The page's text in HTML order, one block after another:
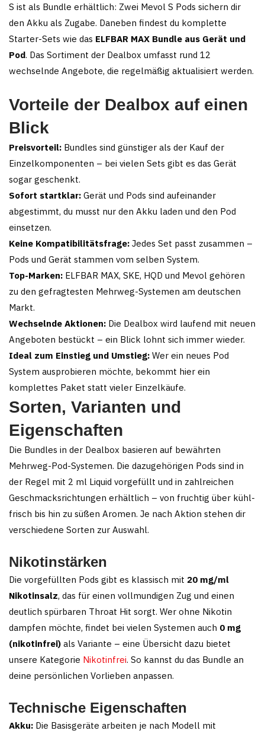
S ist als Bundle erhältlich: Zwei Mevol S Pods sichern dir
den Akku als Zugabe. Daneben findest du komplette
Starter-Sets wie das ELFBAR MAX Bundle aus Gerät und
Pod. Das Sortiment der Dealbox umfasst rund 12
wechselnde Angebote, die regelmäßig aktualisiert werden.
Vorteile der Dealbox auf einen
Blick
Preisvorteil: Bundles sind günstiger als der Kauf der
Einzelkomponenten – bei vielen Sets gibt es das Gerät
sogar geschenkt.
Sofort startklar: Gerät und Pods sind aufeinander
abgestimmt, du musst nur den Akku laden und den Pod
einsetzen.
Keine Kompatibilitätsfrage: Jedes Set passt zusammen –
Pods und Gerät stammen vom selben System.
Top-Marken: ELFBAR MAX, SKE, HQD und Mevol gehören
zu den gefragtesten Mehrweg-Systemen am deutschen
Markt.
Wechselnde Aktionen: Die Dealbox wird laufend mit neuen
Angeboten bestückt – ein Blick lohnt sich immer wieder.
Ideal zum Einstieg und Umstieg: Wer ein neues Pod
System ausprobieren möchte, bekommt hier ein
komplettes Paket statt vieler Einzelkäufe.
Sorten, Varianten und
Eigenschaften
Die Bundles in der Dealbox basieren auf bewährten
Mehrweg-Pod-Systemen. Die dazugehörigen Pods sind in
der Regel mit 2 ml Liquid vorgefüllt und in zahlreichen
Geschmacksrichtungen erhältlich – von fruchtig über kühl-
frisch bis hin zu süßen Aromen. Je nach Aktion stehen dir
verschiedene Sorten zur Auswahl.
Nikotinstärken
Die vorgefüllten Pods gibt es klassisch mit 20 mg/ml
Nikotinsalz, das für einen vollmundigen Zug und einen
deutlich spürbaren Throat Hit sorgt. Wer ohne Nikotin
dampfen möchte, findet bei vielen Systemen auch 0 mg
(nikotinfrei) als Variante – eine Übersicht dazu bietet
unsere Kategorie Nikotinfrei. So kannst du das Bundle an
deine persönlichen Vorlieben anpassen.
Technische Eigenschaften
Akku: Die Basisgeräte arbeiten je nach Modell mit